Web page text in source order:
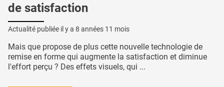
de satisfaction
Actualité publiée il y a 8 années 11 mois
Mais que propose de plus cette nouvelle technologie de
remise en forme qui augmente la satisfaction et diminue
l'effort perçu ? Des effets visuels, qui ...